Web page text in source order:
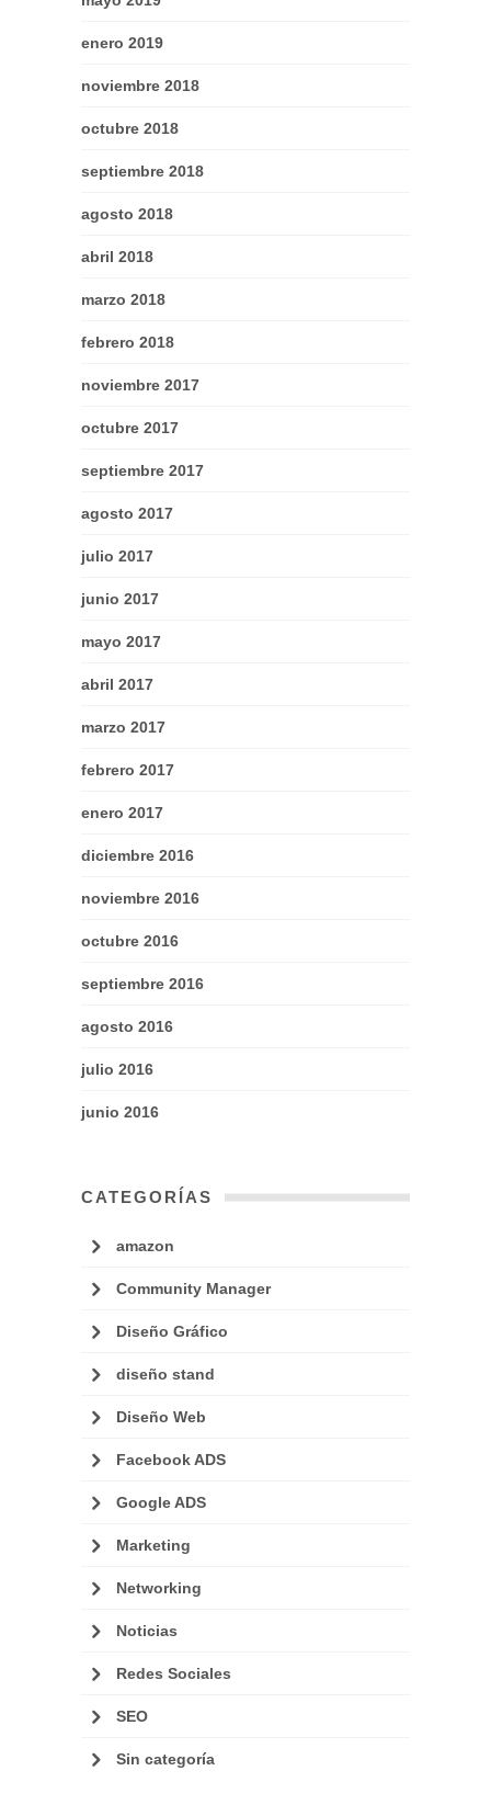
enero 2019
noviembre 2018
octubre 2018
septiembre 2018
agosto 2018
abril 2018
marzo 2018
febrero 2018
noviembre 2017
octubre 2017
septiembre 2017
agosto 2017
julio 2017
junio 2017
mayo 2017
abril 2017
marzo 2017
febrero 2017
enero 2017
diciembre 2016
noviembre 2016
octubre 2016
septiembre 2016
agosto 2016
julio 2016
junio 2016
CATEGORÍAS
amazon
Community Manager
Diseño Gráfico
diseño stand
Diseño Web
Facebook ADS
Google ADS
Marketing
Networking
Noticias
Redes Sociales
SEO
Sin categoría